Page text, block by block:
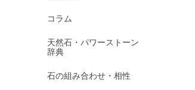
コラム
天然石・パワーストーン
辞典
石の組み合わせ・相性